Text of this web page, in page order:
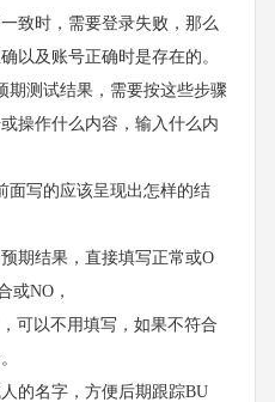
致时，需要登录失败，那么
以及账号正确时是存在的。
测试结果，需要按这些步骤
操作什么内容，输入什么内
写的应该呈现出怎样的结
结果，直接填写正常或O
或NO，
以不用填写，如果不符合
名字，方便后期跟踪BU